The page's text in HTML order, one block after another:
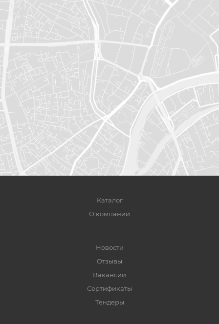
Каталог
О компании
Новости
Отзывы
Вакансии
Сертификаты
Тендеры